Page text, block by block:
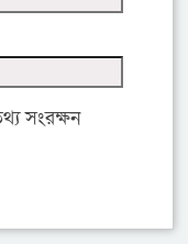
সংরক্ষন